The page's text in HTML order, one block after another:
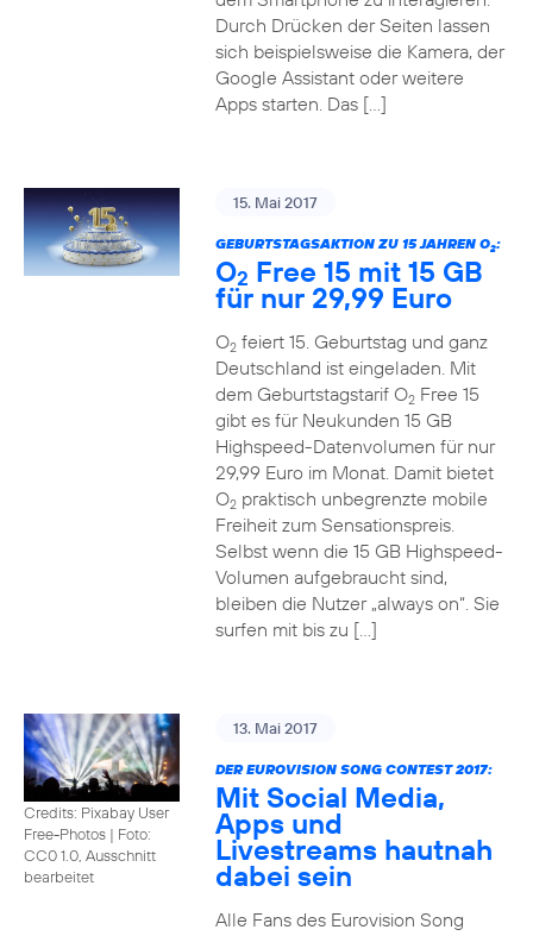
Durch Drücken der Seiten lassen
sich beispielsweise die Kamera, der
Google Assistant oder weitere
Apps starten. Das […]
15. Mai 2017
GEBURTSTAGSAKTION ZU 15 JAHREN O2:
O2 Free 15 mit 15 GB
für nur 29,99 Euro
O2feiert 15. Geburtstag und ganz
Deutschland ist eingeladen. Mit
dem Geburtstagstarif O2Free 15
gibt es für Neukunden 15 GB
Highspeed-Datenvolumen für nur
29,99 Euro im Monat. Damit bietet
O2praktisch unbegrenzte mobile
Freiheit zum Sensationspreis.
Selbst wenn die 15 GB Highspeed-
Volumen aufgebraucht sind,
bleiben die Nutzer „always on“. Sie
surfen mit bis zu […]
Credits: Pixabay User
Free-Photos | Foto:
CC0 1.0, Ausschnitt
bearbeitet
13. Mai 2017
DER EUROVISION SONG CONTEST 2017:
Mit Social Media,
Apps und
Livestreams hautnah
dabei sein
Alle Fans des Eurovision Song